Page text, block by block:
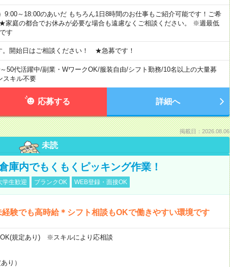
～18:00のあいだ もちろん1日8時間のお仕事もご紹介可能です！ご希
家庭の都合でお休みが必要な場合も遠慮なくご相談ください。 ※週最低
す
。開始日はご相談ください！ ★急募です！
50代活躍中/副業・WワークOK/服装自由/シフト勤務/10名以上の大量募
スキル不要
応募する 詳細へ
掲載日：2026.08.06
未読
庫内でもくもくピッキング作業！
学生歓迎 ブランクOK WEB登録・面接OK
験でも高時給＊シフト相談もOKで働きやすい環境です
規定あり) ※スキルにより応相談
り）